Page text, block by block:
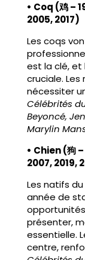
• Coq (鸡 –
2005, 2017)
Les coqs
est la clé, et
cruciale.
nécessiter
Célébrités
Beyoncé,
Marylin
• Chien (狗 –
2007, 2019,
Les natifs
année de
présenter,
essentielle.
centre,